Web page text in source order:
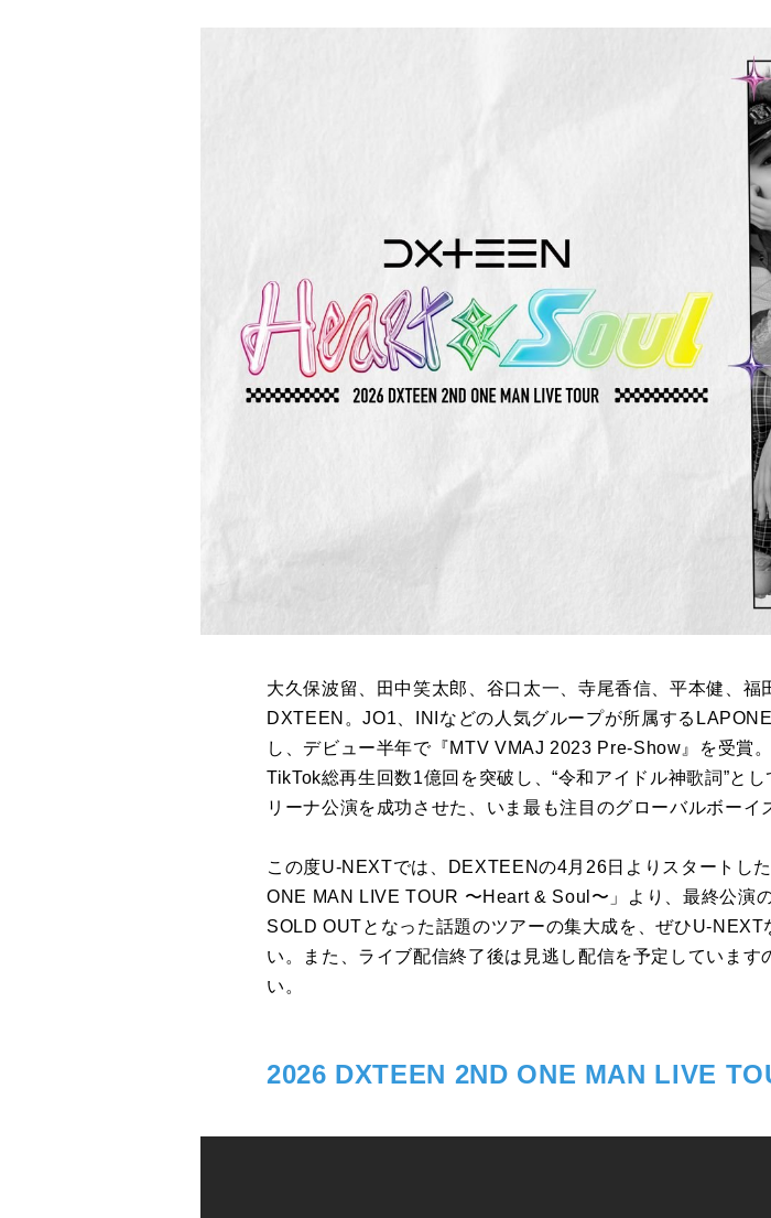
大久保波留、田中笑太郎、谷口太一、寺尾香信、平本健、
DXTEEN。JO1、INIなどの人気グループが所属する
し、デビュー半年で『MTV VMAJ 2023 Pre-Show』を受賞
TikTok総再生回数1億回を突破し、“令和アイドル神歌詞”と
リーナ公演を成功させた、いま最も注目のグローバルボーイ
この度U-NEXTでは、DEXTEENの4月26日よりスタートし
ONE MAN LIVE TOUR 〜Heart & Soul〜」より、最終公演
SOLD OUTとなった話題のツアーの集大成を、ぜひU-
い。また、ライブ配信終了後は見逃し配信を予定していま
い。
2026 DXTEEN 2ND ONE MAN LIVE